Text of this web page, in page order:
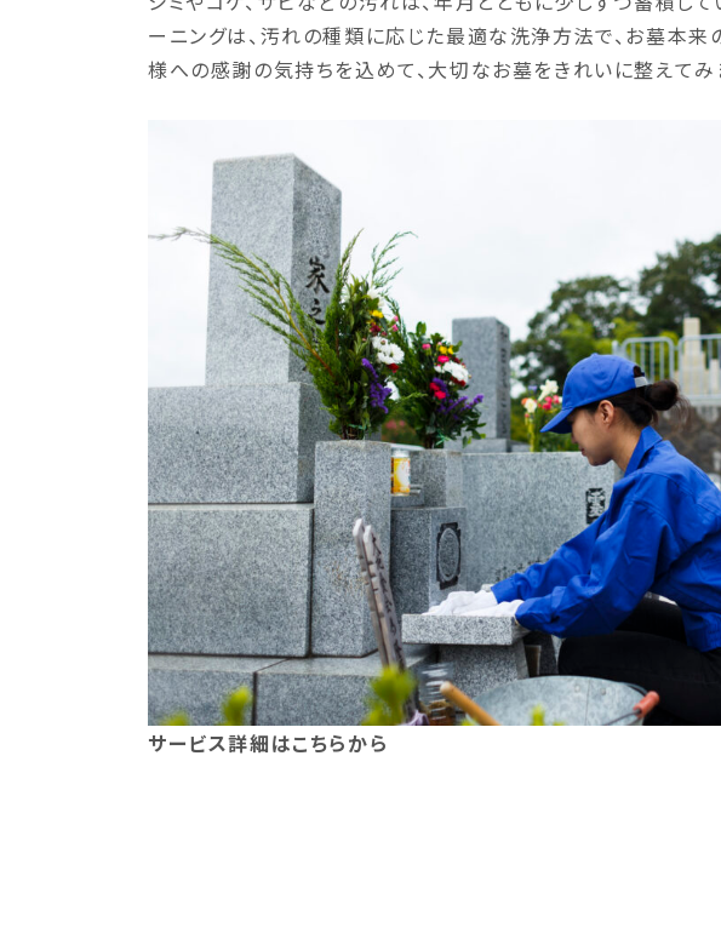
ーニングは、汚れの種類に応じた最適な洗浄方法で、お墓本来
様への感謝の気持ちを込めて、大切なお墓をきれいに整えてみ
サービス詳細はこちらから